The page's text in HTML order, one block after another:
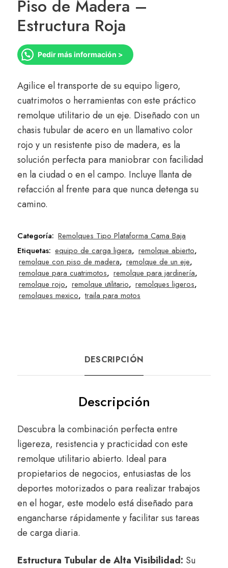
Piso de Madera –
Estructura Roja
Pedir más información >
Agilice el transporte de su equipo ligero,
cuatrimotos o herramientas con este práctico
remolque utilitario de un eje. Diseñado con un
chasis tubular de acero en un llamativo color
rojo y un resistente piso de madera, es la
solución perfecta para maniobrar con facilidad
en la ciudad o en el campo. Incluye llanta de
refacción al frente para que nunca detenga su
camino.
Categoría: Remolques Tipo Plataforma Cama Baja
Etiquetas: equipo de carga ligera, remolque abierto,
remolque con piso de madera, remolque de un eje,
remolque para cuatrimotos, remolque para jardinería,
remolque rojo, remolque utilitario, remolques ligeros,
remolques mexico, traila para motos
DESCRIPCIÓN
Descripción
Descubra la combinación perfecta entre
ligereza, resistencia y practicidad con este
remolque utilitario abierto. Ideal para
propietarios de negocios, entusiastas de los
deportes motorizados o para realizar trabajos
en el hogar, este modelo está diseñado para
engancharse rápidamente y facilitar sus tareas
de carga diaria.
Estructura Tubular de Alta Visibilidad: Su